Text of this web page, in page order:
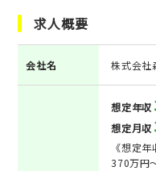
求人概要
会社名 株式会社
想定年収
想定月収
《想定年
370万円